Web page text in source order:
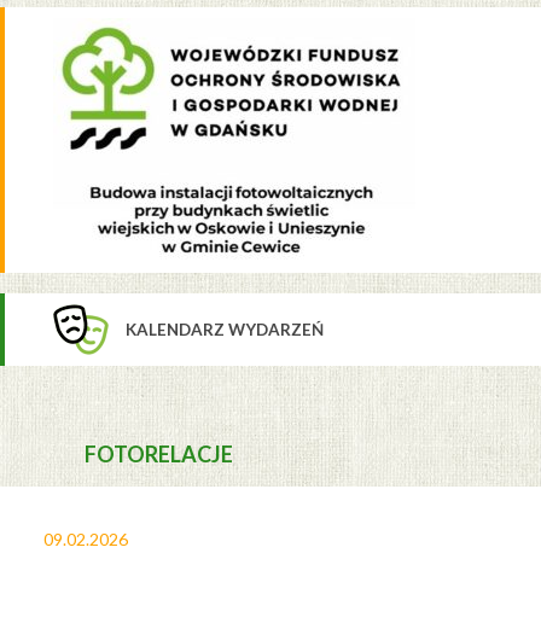
KALENDARZ WYDARZEŃ
FOTORELACJE
09.02.2026